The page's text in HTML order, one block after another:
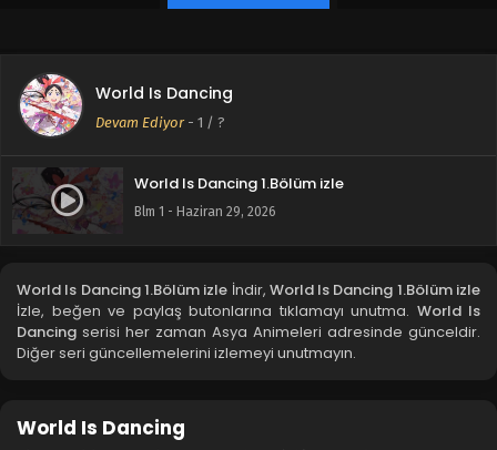
World Is Dancing
Devam Ediyor- 1 / ?
World Is Dancing 1.Bölüm izle
Blm 1 - Haziran 29, 2026
World Is Dancing 1.Bölüm izle İndir, World Is Dancing 1.Bölüm izle
İzle, beğen ve paylaş butonlarına tıklamayı unutma. World Is
Dancing serisi her zaman Asya Animeleri adresinde günceldir.
Diğer seri güncellemelerini izlemeyi unutmayın.
World Is Dancing